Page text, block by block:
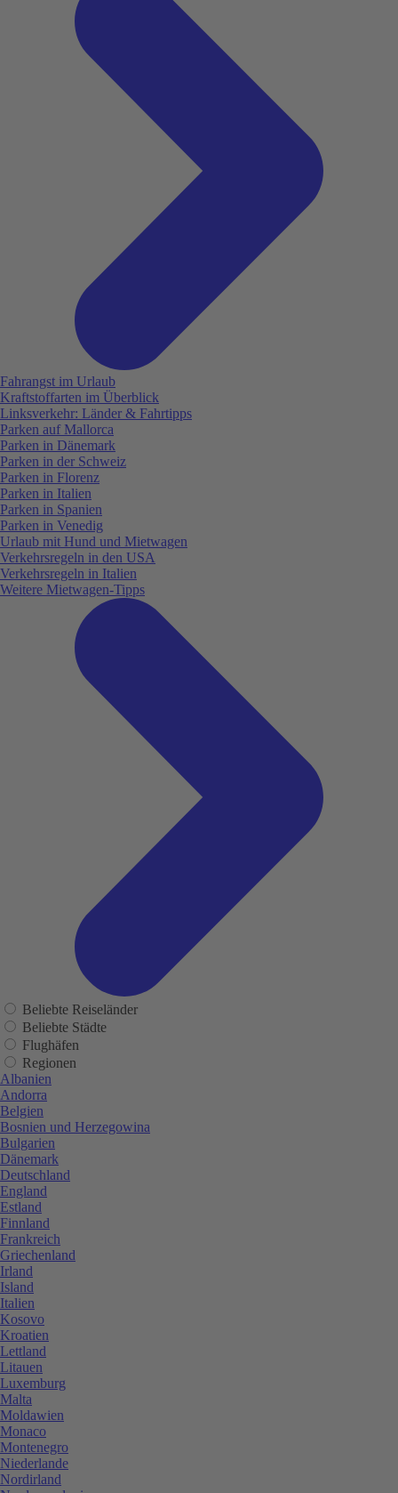
Fahrangst im Urlaub
Kraftstoffarten im Überblick
Linksverkehr: Länder & Fahrtipps
Parken auf Mallorca
Parken in Dänemark
Parken in der Schweiz
Parken in Florenz
Parken in Italien
Parken in Spanien
Parken in Venedig
Urlaub mit Hund und Mietwagen
Verkehrsregeln in den USA
Verkehrsregeln in Italien
Weitere Mietwagen-Tipps
Beliebte Reiseländer
Beliebte Städte
Flughäfen
Regionen
Albanien
Andorra
Belgien
Bosnien und Herzegowina
Bulgarien
Dänemark
Deutschland
England
Estland
Finnland
Frankreich
Griechenland
Irland
Island
Italien
Kosovo
Kroatien
Lettland
Litauen
Luxemburg
Malta
Moldawien
Monaco
Montenegro
Niederlande
Nordirland